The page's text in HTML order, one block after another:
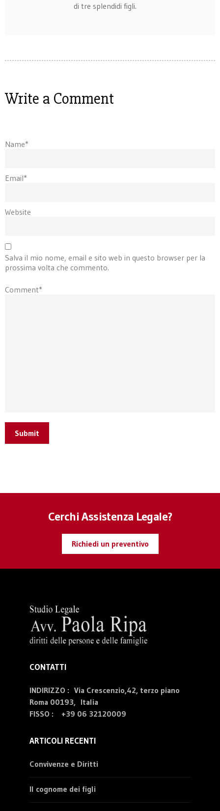
di tre splendidi figli.
Write a Comment
Name*
Email*
Website
Salva il mio nome, email e sito web in questo browser per la
prossima volta che commento.
Comment*
Submit
Cerchi Assistenza Legale?
Richiedi un preventivo
CONTATTI
INDIRIZZO : Via Crescenzio,42, terzo piano
Roma 00193, Italia
FISSO : +39 06 32120009
ARTICOLI RECENTI
Convivenze e Diritti
Il cognome dei figli